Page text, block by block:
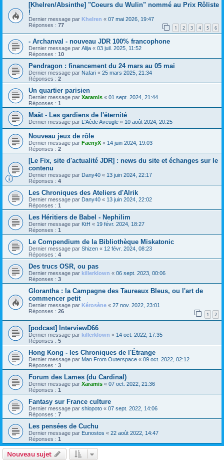
[Khelren/Absinthe] "Coeurs du Wulin" nommé au Prix Rôliste
!
Dernier message par Khelren « 07 mai 2026, 19:47
Réponses : 77 1 2 3 4 5 6
- Archanval - nouveau JDR 100% francophone
Dernier message par Alija « 03 juil. 2025, 11:52
Réponses : 10
Pendragon : financement du 24 mars au 05 mai
Dernier message par Nafari « 25 mars 2025, 21:34
Réponses : 2
Un quartier parisien
Dernier message par Xaramis « 01 sept. 2024, 21:44
Réponses : 1
Maât - Les gardiens de l'éternité
Dernier message par L'Aède Aveugle « 10 août 2024, 20:25
Nouveau jeux de rôle
Dernier message par FaenyX « 14 juin 2024, 19:03
Réponses : 2
[Le Fix, site d'actualité JDR] : news du site et échanges sur le
contenu
Dernier message par Dany40 « 13 juin 2024, 22:17
Réponses : 4
Les Chroniques des Ateliers d'Alrik
Dernier message par Dany40 « 13 juin 2024, 22:02
Réponses : 1
Les Héritiers de Babel - Nephilim
Dernier message par KtH « 19 févr. 2024, 18:27
Réponses : 1
Le Compendium de la Bibliothèque Miskatonic
Dernier message par Shizen « 12 févr. 2024, 08:23
Réponses : 4
Des trucs OSR, ou pas
Dernier message par killerklown « 06 sept. 2023, 00:06
Réponses : 3
Glorantha : la Campagne des Taureaux Bleus, ou l'art de
commencer petit
Dernier message par Kérosène « 27 nov. 2022, 23:01
Réponses : 26 1 2
[podcast] InterviewD66
Dernier message par killerklown « 14 oct. 2022, 17:35
Réponses : 5
Hong Kong - les Chroniques de l'Étrange
Dernier message par Man From Outerspace « 09 oct. 2022, 02:12
Réponses : 3
Forum des Lames (du Cardinal)
Dernier message par Xaramis « 07 oct. 2022, 21:36
Réponses : 1
Fantasy sur France culture
Dernier message par shlopoto « 07 sept. 2022, 14:06
Réponses : 7
Les pensées de Cuchu
Dernier message par Eunostos « 22 août 2022, 14:47
Réponses : 1
Nouveau sujet